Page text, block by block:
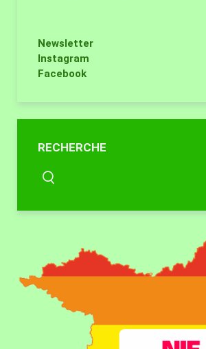
Newsletter
Instagram
Facebook
RECHERCHE